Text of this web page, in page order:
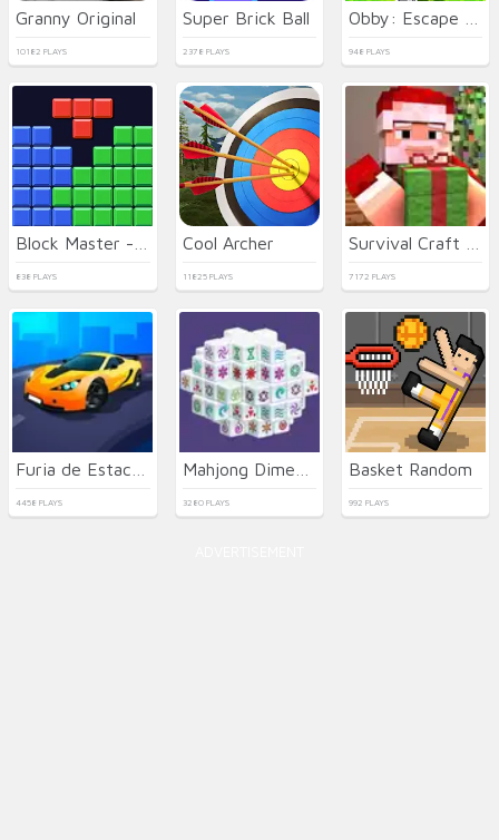
Granny Original
10182 PLAYS
Super Brick Ball
2378 PLAYS 948 PLAYS
838 PLAYS
Cool Archer
11825 PLAYS 7172 PLAYS
4458 PLAYS 3280 PLAYS
Basket Random
992 PLAYS